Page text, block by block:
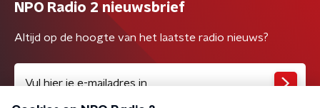
NPO Radio 2 nieuwsbrief
Altijd op de hoogte van het laatste radio nieuws?